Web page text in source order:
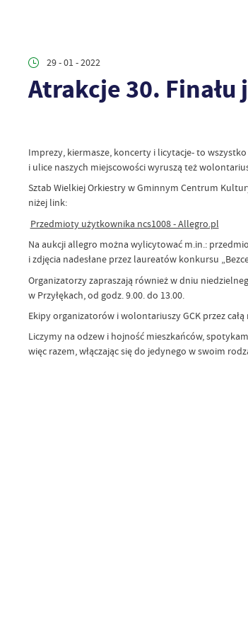
29 - 01 - 2022
Atrakcje 30. Finału
Imprezy, kiermasze, koncerty i licytacje- to
i ulice naszych miejscowości wyruszą też
Sztab Wielkiej Orkiestry w Gminnym Centrum
niżej link:
Przedmioty użytkownika ncs1008 - Allegro.pl
Na aukcji allegro można wylicytować m.in.:
i zdjęcia nadesłane przez laureatów konkursu
Organizatorzy zapraszają również w dniu
w Przyłękach, od godz. 9.00. do 13.00.
Ekipy organizatorów i wolontariuszy GCK przez
Liczymy na odzew i hojność mieszkańców,
więc razem, włączając się do jedynego w swoim